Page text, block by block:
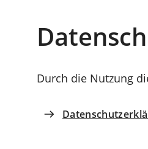
Durch die Nutzung
Coburg